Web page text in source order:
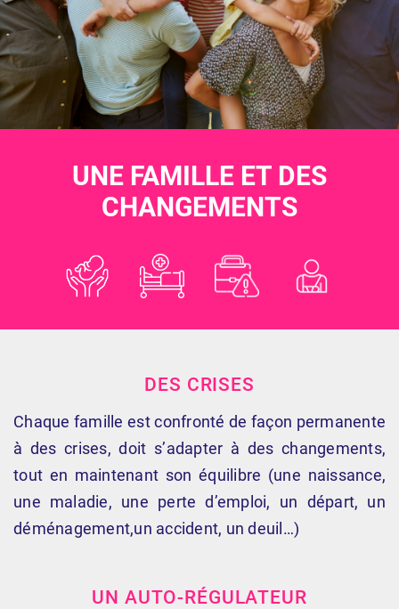
UNE FAMILLE ET DES
CHANGEMENTS
DES CRISES
Chaque famille est confronté de façon permanente
à des crises, doit s’adapter à des changements,
tout en maintenant son équilibre (une naissance,
une maladie, une perte d’emploi, un départ, un
déménagement,un accident, un deuil…)
UN AUTO-RÉGULATEUR